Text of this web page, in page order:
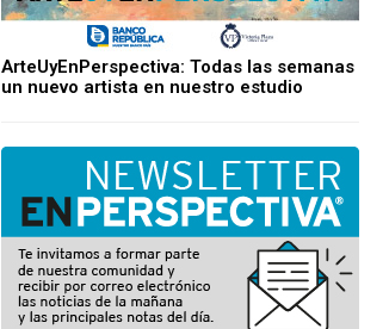
ArteUyEnPerspectiva: Todas las semanas
un nuevo artista en nuestro estudio